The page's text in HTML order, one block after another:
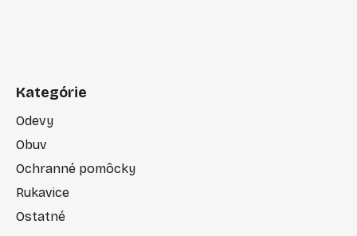
Kategórie
Odevy
Obuv
Ochranné pomôcky
Rukavice
Ostatné